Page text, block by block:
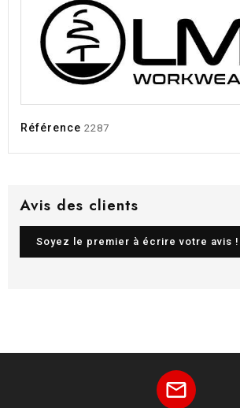
Référence 2287
Avis des clients
Soyez le premier à écrire votre avis !
mail